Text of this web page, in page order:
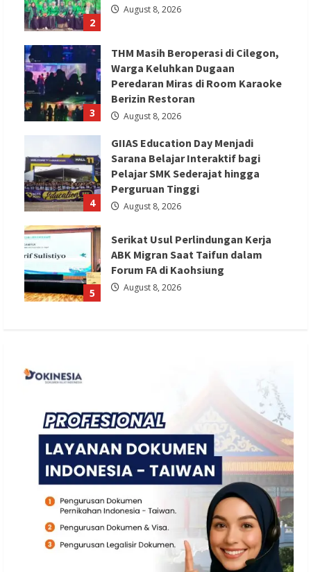
2
August 8, 2026
3
THM Masih Beroperasi di Cilegon,
Warga Keluhkan Dugaan
Peredaran Miras di Room Karaoke
Berizin Restoran
August 8, 2026
4
GIIAS Education Day Menjadi
Sarana Belajar Interaktif bagi
Pelajar SMK Sederajat hingga
Perguruan Tinggi
August 8, 2026
5
Serikat Usul Perlindungan Kerja
ABK Migran Saat Taifun dalam
Forum FA di Kaohsiung
August 8, 2026